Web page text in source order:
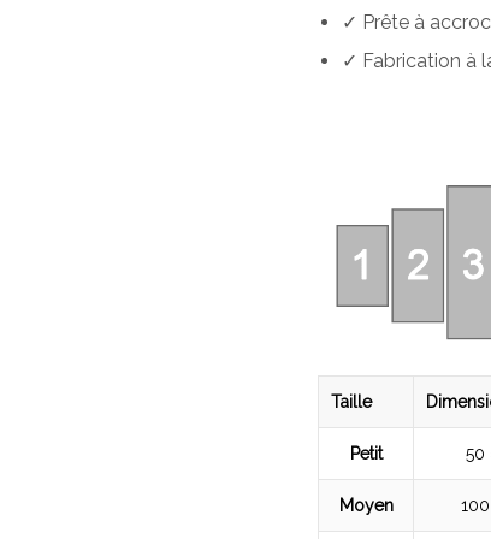
✓ Prête à
✓ Fabrication à
Taille
Petit 50
Moyen